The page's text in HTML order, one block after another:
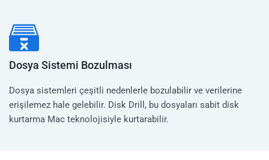
Dosya Sistemi Bozulması
Dosya sistemleri çeşitli nedenlerle bozulabilir ve verilerine
erişilemez hale gelebilir. Disk Drill, bu dosyaları sabit disk
kurtarma Mac teknolojisiyle kurtarabilir.